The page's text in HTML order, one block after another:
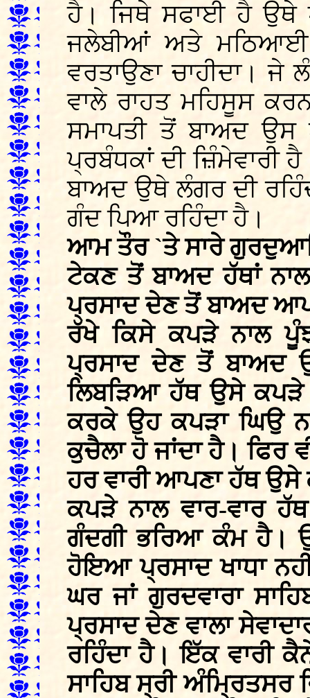
ਹੈ। ਜਿਥੇ ਸਫਾਈ ਹੈ ਉਥੇ
ਜਲੇਬੀਆਂ ਅਤੇ ਮਠਿਆਈ
ਵਰਤਾਉਣਾ ਚਾਹੀਦਾ। ਜੇ
ਵਾਲੇ ਰਾਹਤ ਮਹਿਸੂਸ
ਸਮਾਪਤੀ ਤੋਂ ਬਾਅਦ ਉਸ
ਪ੍ਰਬੰਧਕਾਂ ਦੀ ਜ਼ਿੰਮੇਵਾਰੀ
ਬਾਅਦ ਉਥੇ ਲੰਗਰ ਦੀ
ਗੰਦ ਪਿਆ ਰਹਿੰਦਾ ਹੈ।
ਆਮ ਤੌਰ `ਤੇ ਸਾਰੇ
ਟੇਕਣ ਤੋਂ ਬਾਅਦ ਹੱਥਾਂ
ਪ੍ਰਸਾਦ ਦੇਣ ਤੋਂ ਬਾਅਦ
ਰੱਖੇ ਕਿਸੇ ਕਪੜੇ ਨਾਲ
ਪ੍ਰਸਾਦ ਦੇਣ ਤੋਂ ਬਾਅਦ
ਲਿਬੜਿਆ ਹੱਥ ਉਸੇ ਕਪੜੇ
ਕਰਕੇ ਉਹ ਕਪੜਾ ਘਿਉ
ਕੁਚੈਲਾ ਹੋ ਜਾਂਦਾ ਹੈ। ਫਿਰ
ਹਰ ਵਾਰੀ ਆਪਣਾ ਹੱਥ
ਕਪੜੇ ਨਾਲ ਵਾਰ-ਵਾਰ
ਗੰਦਗੀ ਭਰਿਆ ਕੰਮ ਹੈ।
ਹੋਇਆ ਪ੍ਰਸਾਦ ਖਾਧਾ
ਘਰ ਜਾਂ ਗੁਰਦਵਾਰਾ
ਪ੍ਰਸਾਦ ਦੇਣ ਵਾਲਾ
ਰਹਿੰਦਾ ਹੈ। ਇੱਕ ਵਾਰੀ
ਸਾਹਿਬ ਸ੍ਰੀ ਅੰਮ੍ਰਿਤਸਰ